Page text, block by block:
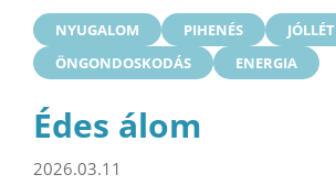
NYUGALOM PIHENÉS
JÓLLÉT
ÖNGONDOSKODÁS
ENERGIA
Édes álom
2026.03.11